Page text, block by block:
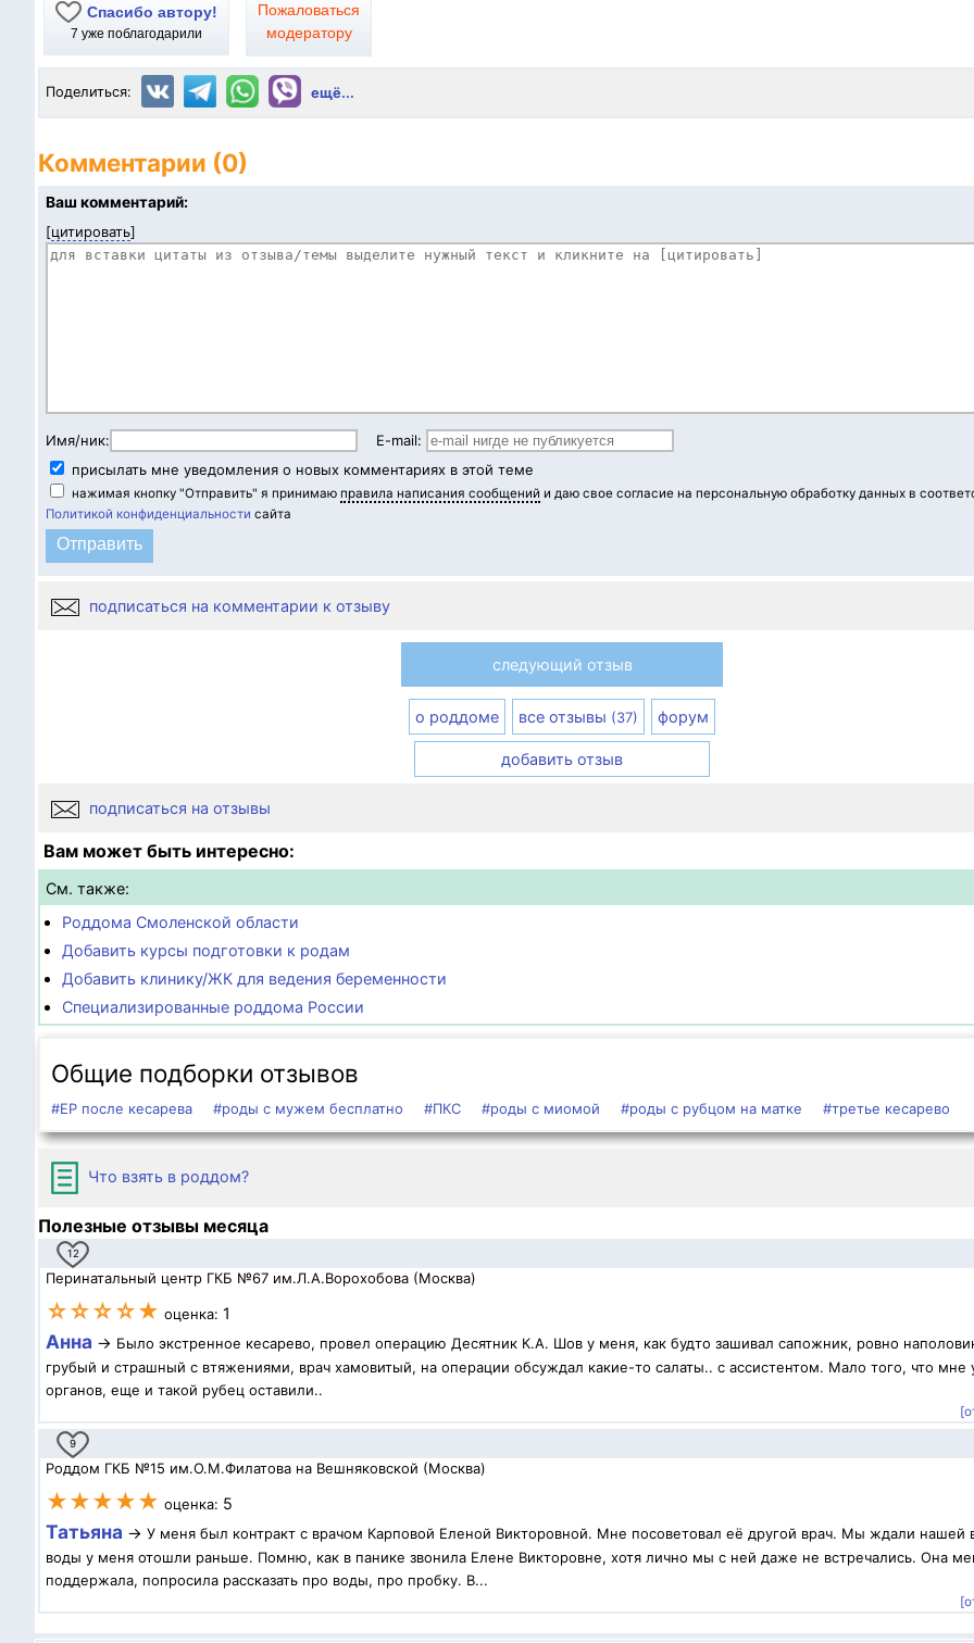
Спасибо автору!
7 уже поблагодарили
Пожаловаться
модератору
Поделиться: ещё...
Комментарии (0)
Ваш комментарий:
[цитировать]
Имя/ник:
E-mail:
присылать мне уведомления о новых комментариях в этой теме
нажимая кнопку "Отправить" я принимаю правила написания сообщений и даю свое согласие на персональную обработку данных в
Политикой конфиденциальности сайта
подписаться на комментарии к отзыву
следующий отзыв
о роддоме все отзывы (37) форум
добавить отзыв
подписаться на отзывы
Вам может быть интересно:
См. также:
Роддома Смоленской области
Добавить курсы подготовки к родам
Добавить клинику/ЖК для ведения беременности
Специализированные роддома России
Общие подборки отзывов
#ЕР после кесарева #роды с мужем бесплатно #ПКС #роды с миомой #роды с рубцом на матке #третье кесарево
Что взять в роддом?
Полезные отзывы месяца
12
Перинатальный центр ГКБ №67 им.Л.А.Ворохобова (Москва)
☆☆☆☆★ оценка: 1
Анна → Было экстренное кесарево, провел операцию Десятник К.А. Шов у меня, как будто зашивал сапожник, ровно
грубый и страшный с втяжениями, врач хамовитый, на операции обсуждал какие-то салаты.. с ассистентом. Мало того, что мне
органов, еще и такой рубец оставили..
9
Роддом ГКБ №15 им.О.М.Филатова на Вешняковской (Москва)
★★★★★ оценка: 5
Татьяна → У меня был контракт с врачом Карповой Еленой Викторовной. Мне посоветовал её другой врач. Мы ждали нашей
воды у меня отошли раньше. Помню, как в панике звонила Елене Викторовне, хотя лично мы с ней даже не встречались. Она
поддержала, попросила рассказать про воды, про пробку. В...